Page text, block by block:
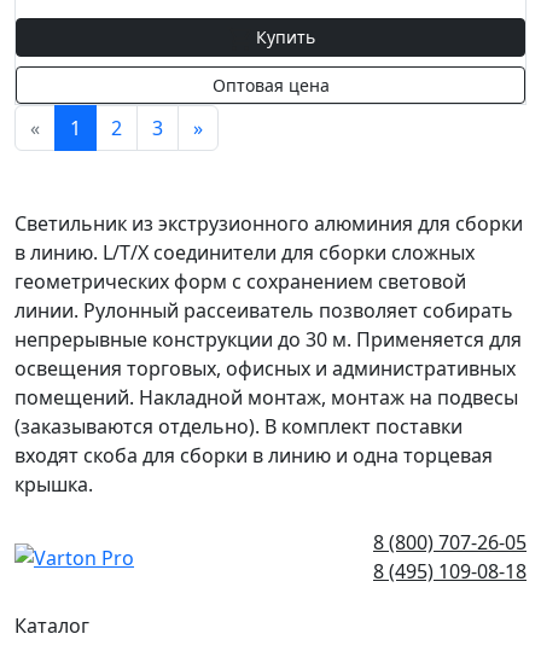
Купить
Оптовая цена
« 1 2 3 »
Светильник из экструзионного алюминия для сборки
в линию. L/T/X соединители для сборки сложных
геометрических форм с сохранением световой
линии. Рулонный рассеиватель позволяет собирать
непрерывные конструкции до 30 м. Применяется для
освещения торговых, офисных и административных
помещений. Накладной монтаж, монтаж на подвесы
(заказываются отдельно). В комплект поставки
входят скоба для сборки в линию и одна торцевая
крышка.
8 (800) 707-26-05
8 (495) 109-08-18
Каталог